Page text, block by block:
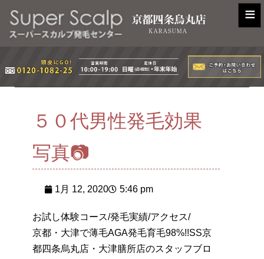
≡
５０代男性発毛効果
写真📷
1月 12, 2020 5:46 pm
お試し体験コース/発毛実績/アクセス/
京都・大津で薄毛AGA発毛育毛98%!!SS京
都四条烏丸店・大津膳所店のスタッフブロ